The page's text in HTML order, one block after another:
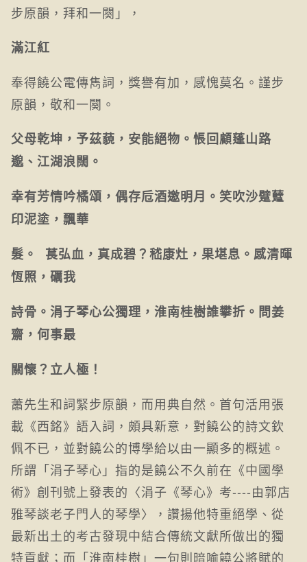
步原韻，拜和一闋」，
滿江紅
奉得饒公電傳雋詞，獎譽有加，感愧莫名。謹步
原韻，敬和一闋。
父母乾坤，予茲藐，安能絕物。悵回顧蓬山路
邈、江湖浪闊。
幸有芳情吟橘頌，偶存卮酒邀明月。笑吹沙躄躠
印泥塗，飄華
髮。 萇弘血，真成碧？嵇康灶，果堪息。感清暉
恆照，礪我
詩骨。涓子琴心公獨理，淮南桂樹誰攀折。問姜
齋，何事最
關懷？立人極！
蕭先生和詞緊步原韻，而用典自然。首句活用張
載《西銘》語入詞，頗具新意，對饒公的詩文欽
佩不已，並對饒公的博學給以由一顯多的概述。
所謂「涓子琴心」指的是饒公不久前在《中國學
術》創刊號上發表的〈涓子《琴心》考----由郭店
雅琴談老子門人的琴學〉，讚揚他特重絕學、從
最新出土的考古發現中結合傳統文獻所做出的獨
特貢獻；而「淮南桂樹」一句則暗喻饒公將賦的